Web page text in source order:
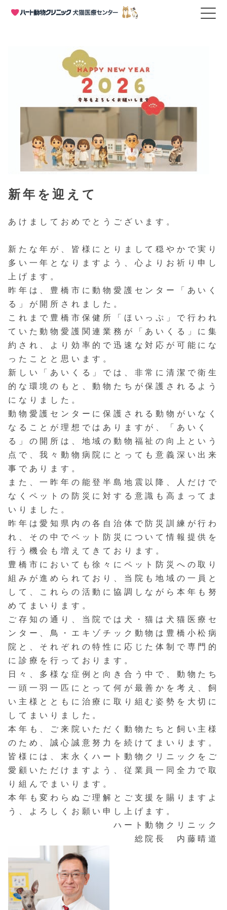
HOME>お知らせ 新年を迎えて
新年を迎えて
あけましておめでとうございます。
新たな年が、皆様にとりまして穏やかで実り
多い一年となりますよう、心よりお祈り申し
上げます。
昨年は、豊橋市に動物愛護センター「あいく
る」が開所されました。
これまで豊橋市保健所「ほいっぷ」で行われ
ていた動物愛護関連業務が「あいくる」に集
約され、より効率的で迅速な対応が可能にな
ったことと思います。
新しい「あいくる」では、非常に清潔で衛生
的な環境のもと、動物たちが保護されるよう
になりました。
動物愛護センターに保護される動物がいなく
なることが理想ではありますが、「あいく
る」の開所は、地域の動物福祉の向上という
点で、我々動物病院にとっても意義深い出来
事であります。
また、一昨年の能登半島地震以降、人だけで
なくペットの防災に対する意識も高まってま
いりました。
昨年は愛知県内の各自治体で防災訓練が行わ
れ、その中でペット防災について情報提供を
行う機会も増えてきております。
豊橋市においても徐々にペット防災への取り
組みが進められており、当院も地域の一員と
して、これらの活動に協調しながら本年も努
めてまいります。
ご存知の通り、当院では犬・猫は犬猫医療セ
ンター、鳥・エキゾチック動物は豊橋小松病
院と、それぞれの特性に応じた体制で専門的
に診療を行っております。
日々、多様な症例と向き合う中で、動物たち
一頭一羽一匹にとって何が最善かを考え、飼
い主様とともに治療に取り組む姿勢を大切に
してまいりました。
本年も、ご来院いただく動物たちと飼い主様
のため、誠心誠意努力を続けてまいります。
皆様には、末永くハート動物クリニックをご
愛顧いただけますよう、従業員一同全力で取
り組んでまいります。
本年も変わらぬご理解とご支援を賜りますよ
う、よろしくお願い申し上げます。
ハート動物クリニック
総院長 内藤晴道